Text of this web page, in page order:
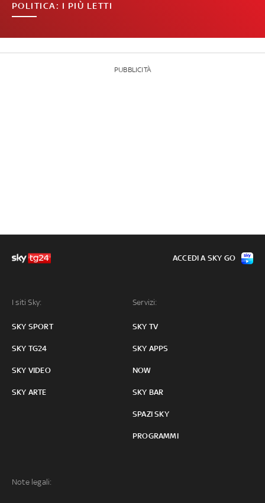
POLITICA: I PIÙ LETTI
PUBBLICITÀ
I siti Sky:
SKY SPORT
SKY TG24
SKY VIDEO
SKY ARTE
Servizi:
SKY TV
SKY APPS
NOW
SKY BAR
SPAZI SKY
PROGRAMMI
Note legali:
ACCEDI A SKY GO